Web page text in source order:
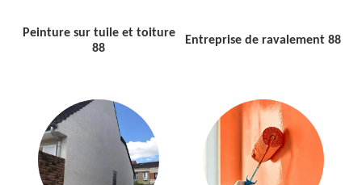
Peinture sur tuile et toiture
88
Entreprise de ravalement 88